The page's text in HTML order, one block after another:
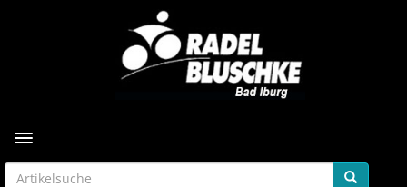
Toggle navigation